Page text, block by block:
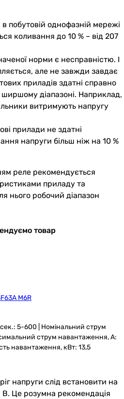
побутовій однофазній мережі
коливання до 10 % – від 207
норми є несправністю. І
але не завжди завдає
приладів здатні справно
діапазоні. Наприклад,
витримують напругу
прилади не здатні
напруги більш ніж на 10 %
реле рекомендується
приладу та
нього робочий діапазон
товар
M6R
5-600 | Номінальний струм
струм навантаження, А:
навантаження, кВт: 13,5
напруги слід встановити на
В. Це розумна рекомендація